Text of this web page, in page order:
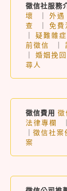
徵信社服務
壞
｜ 外遇
查
｜ 免費
｜ 疑難雜症
前徵信
｜
｜ 婚姻挽回
尋人
徵信費用 徵
法律專欄
｜ 徵信社案
案